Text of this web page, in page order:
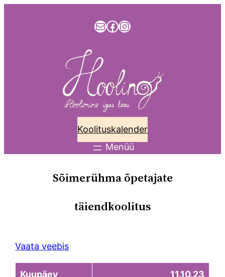
info@hooling.ee
Facebook
Instagram
Koolituskalender
Sõimerühma õpetajate
täiendkoolitus
Vaata veebis
Kuupäev 11.10.23